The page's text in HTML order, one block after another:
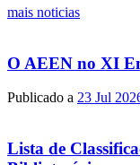
mais noticias
O AEEN no XI
Publicado a 23 Jul
Lista de